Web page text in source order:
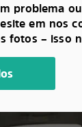
problema
em nos
fotos – isso